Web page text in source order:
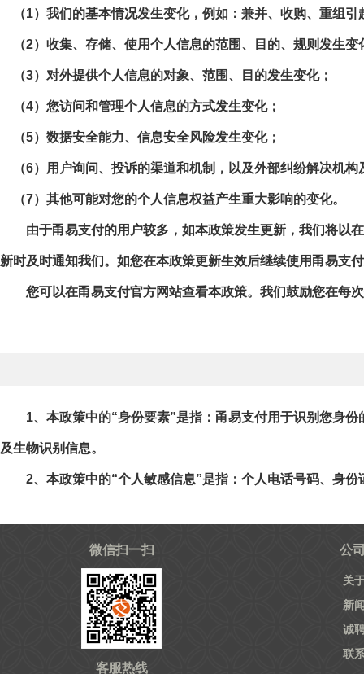
（1）我们的基本情况发生变化，例如：兼并、收购、重组
（2）收集、存储、使用个人信息的范围、目的、规则发生变
（3）对外提供个人信息的对象、范围、目的发生变化；
（4）您访问和管理个人信息的方式发生变化；
（5）数据安全能力、信息安全风险发生变化；
（6）用户询问、投诉的渠道和机制，以及外部纠纷解决机
（7）其他可能对您的个人信息权益产生重大影响的变化。
由于甬易支付的用户较多，如本政策发生更新，我们将以
新时及时通知我们。如您在本政策更新生效后继续使用甬易支
您可以在甬易支付官方网站查看本政策。我们鼓励您在每
1、本政策中的“身份要素”是指：甬易支付用于识别您身
及生物识别信息。
2、本政策中的“个人敏感信息”是指：个人电话号码、身
微信扫一扫
客服热线
公
关
新
诚
联